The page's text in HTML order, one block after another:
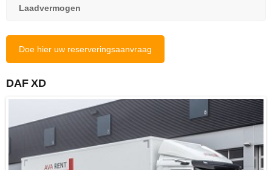
Laadvermogen
Doe hier uw reserveringsaanvraag
DAF XD